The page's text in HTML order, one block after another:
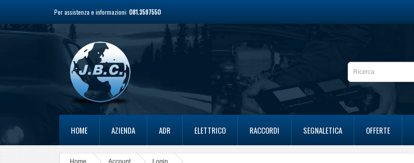
Per assistenza e informazioni: 081.3597550
HOME AZIENDA ADR ELETTRICO RACCORDI SEGNALETICA OFFERTE
Home Account Login